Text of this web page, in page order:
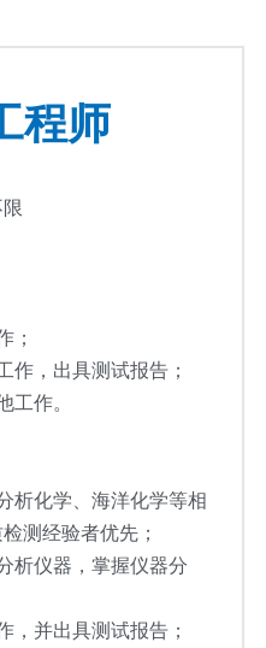
程师
；
作，出具测试报告；
作。
析化学、海洋化学等相
测经验者优先；
析仪器，掌握仪器分
，并出具测试报告；